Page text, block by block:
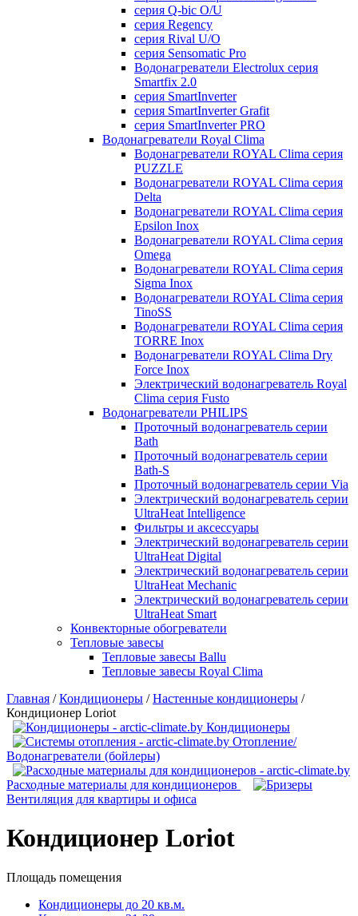
серия Q-bic O/U
серия Regency
серия Rival U/О
серия Sensomatic Pro
Водонагреватели Electrolux серия
Smartfix 2.0
серия SmartInverter
серия SmartInverter Grafit
серия SmartInverter PRO
Водонагреватели Royal Clima
Водонагреватели ROYAL Clima серия
PUZZLE
Водонагреватели ROYAL Clima серия
Delta
Водонагреватели ROYAL Clima серия
Epsilon Inox
Водонагреватели ROYAL Clima серия
Omega
Водонагреватели ROYAL Clima серия
Sigma Inox
Водонагреватели ROYAL Clima серия
TinoSS
Водонагреватели ROYAL Clima серия
TORRE Inox
Водонагреватели ROYAL Clima Dry
Force Inox
Электрический водонагреватель Royal
Clima серия Fusto
Водонагреватели PHILIPS
Проточный водонагреватель серии
Bath
Проточный водонагреватель серии
Bath-S
Проточный водонагреватель серии Via
Электрический водонагреватель серии
UltraHeat Intelligence
Фильтры и аксессуары
Электрический водонагреватель серии
UltraHeat Digital
Электрический водонагреватель серии
UltraHeat Mechanic
Электрический водонагреватель серии
UltraHeat Smart
Конвекторные обогреватели
Тепловые завесы
Тепловые завесы Ballu
Тепловые завесы Royal Clima
Главная /Кондиционеры /Настенные кондиционеры /
Кондиционер Loriot
Кондиционеры
Отопление/
Водонагреватели (бойлеры)
Расходные материалы для кондиционеров
Вентиляция для квартиры и офиса
Кондиционер Loriot
Площадь помещения
Кондиционеры до 20 кв.м.